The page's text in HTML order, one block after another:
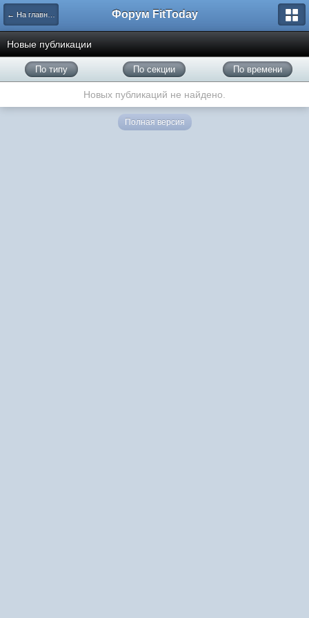
← На главную Форум FitToday
Новые публикации
По типу По секции По времени
Новых публикаций не найдено.
Полная версия